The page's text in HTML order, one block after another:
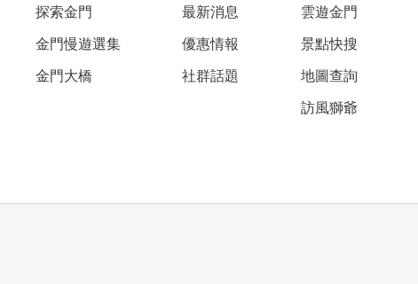
探索金門
金門慢遊選集
金門大橋
最新消息
優惠情報
社群話題
雲遊金門
景點快搜
地圖查詢
訪風獅爺